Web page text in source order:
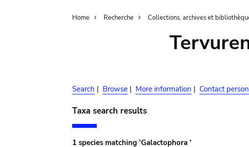
Breadcrumb
Home Recherche Collections, archives et
Search | Browse | More information | Contact
Taxa search results
1 species matching 'Galactophora '